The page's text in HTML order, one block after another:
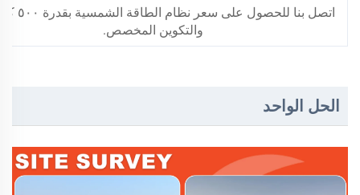
اتصل بنا للحصول
والتكوين المخصص.
الحل الواحد